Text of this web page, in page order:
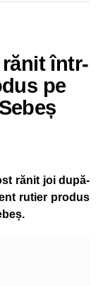
într-
pe
rănit joi după-
rutier produs